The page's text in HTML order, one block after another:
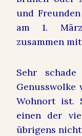
und
am 1. März
zusammen
Sehr
Wohnort ist.
einen der
übrigens